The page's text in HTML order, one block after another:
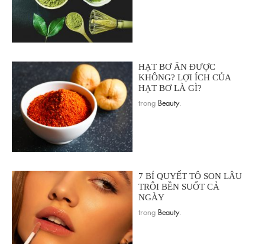
HẠT BƠ ĂN ĐƯỢC
KHÔNG? LỢI ÍCH CỦA
HẠT BƠ LÀ GÌ?
trong Beauty.
7 BÍ QUYẾT TÔ SON LÂU
TRÔI BỀN SUỐT CẢ
NGÀY
trong Beauty.